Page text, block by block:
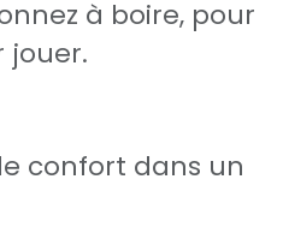
à boire, pour
jouer.
confort dans un